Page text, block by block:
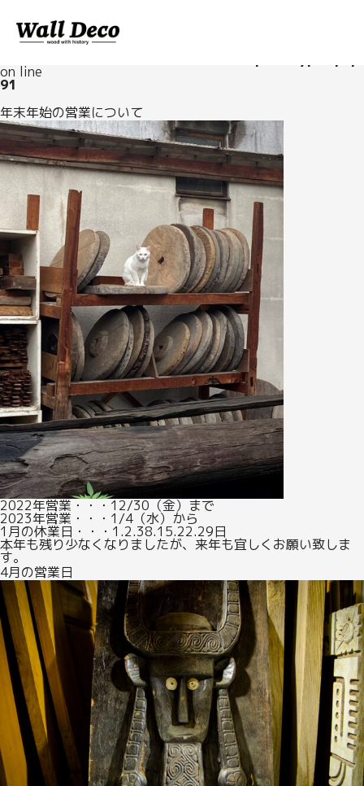
Warning
: Undefined array key "post_type" in
/home/axus/walldeco.jp/public_html/wp-
on line
91
FACTORY
STOCK YARD
WORKS
NEWS
ONLINE STORE
CONTACT
年末年始の営業について
2022年営業・・・12/30（金）まで
2023年営業・・・1/4（水）から
1月の休業日・・・1.2.38.15.22.29日
本年も残り少なくなりましたが、来年も宜しくお願い致しま
す。
4月の営業日